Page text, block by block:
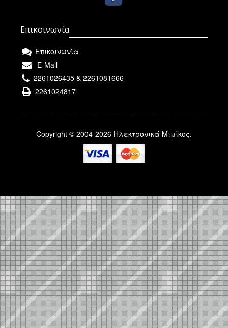
Επικοινωνία
Επικοινωνία
E-Mail
2261026435 & 2261081666
2261024817
Copyright © 2004-2026 Ηλεκτρονικά Μιμίκος.